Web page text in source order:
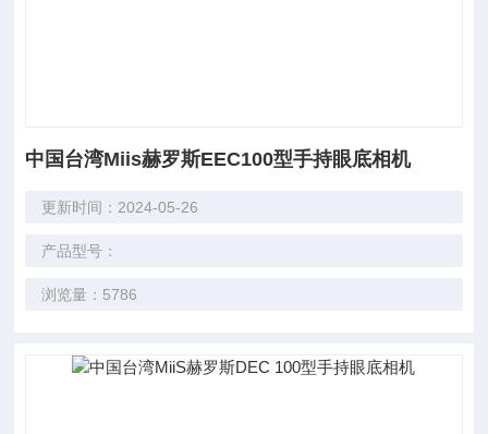
中国台湾Miis赫罗斯EEC100型手持眼底相机
更新时间：2024-05-26
产品型号：
浏览量：5786